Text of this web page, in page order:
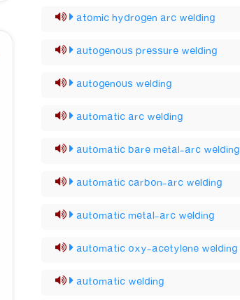
atomic hydrogen arc welding
autogenous pressure welding
autogenous welding
automatic arc welding
automatic bare metal-arc welding
automatic carbon-arc welding
automatic metal-arc welding
automatic oxy-acetylene welding
automatic welding